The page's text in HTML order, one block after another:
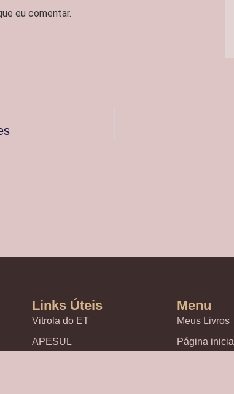
eu comentar.
Links Úteis
Vitrola do ET
APESUL
Menu
Meus Livros
Página inicial